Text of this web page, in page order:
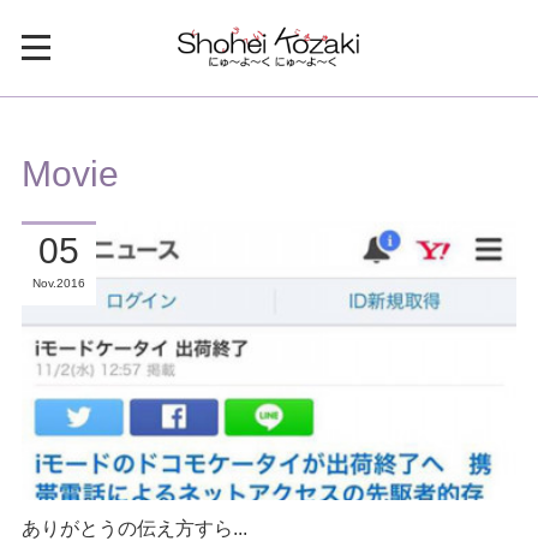
Movie
ありがとうの伝え方すら...
05
Nov 2016